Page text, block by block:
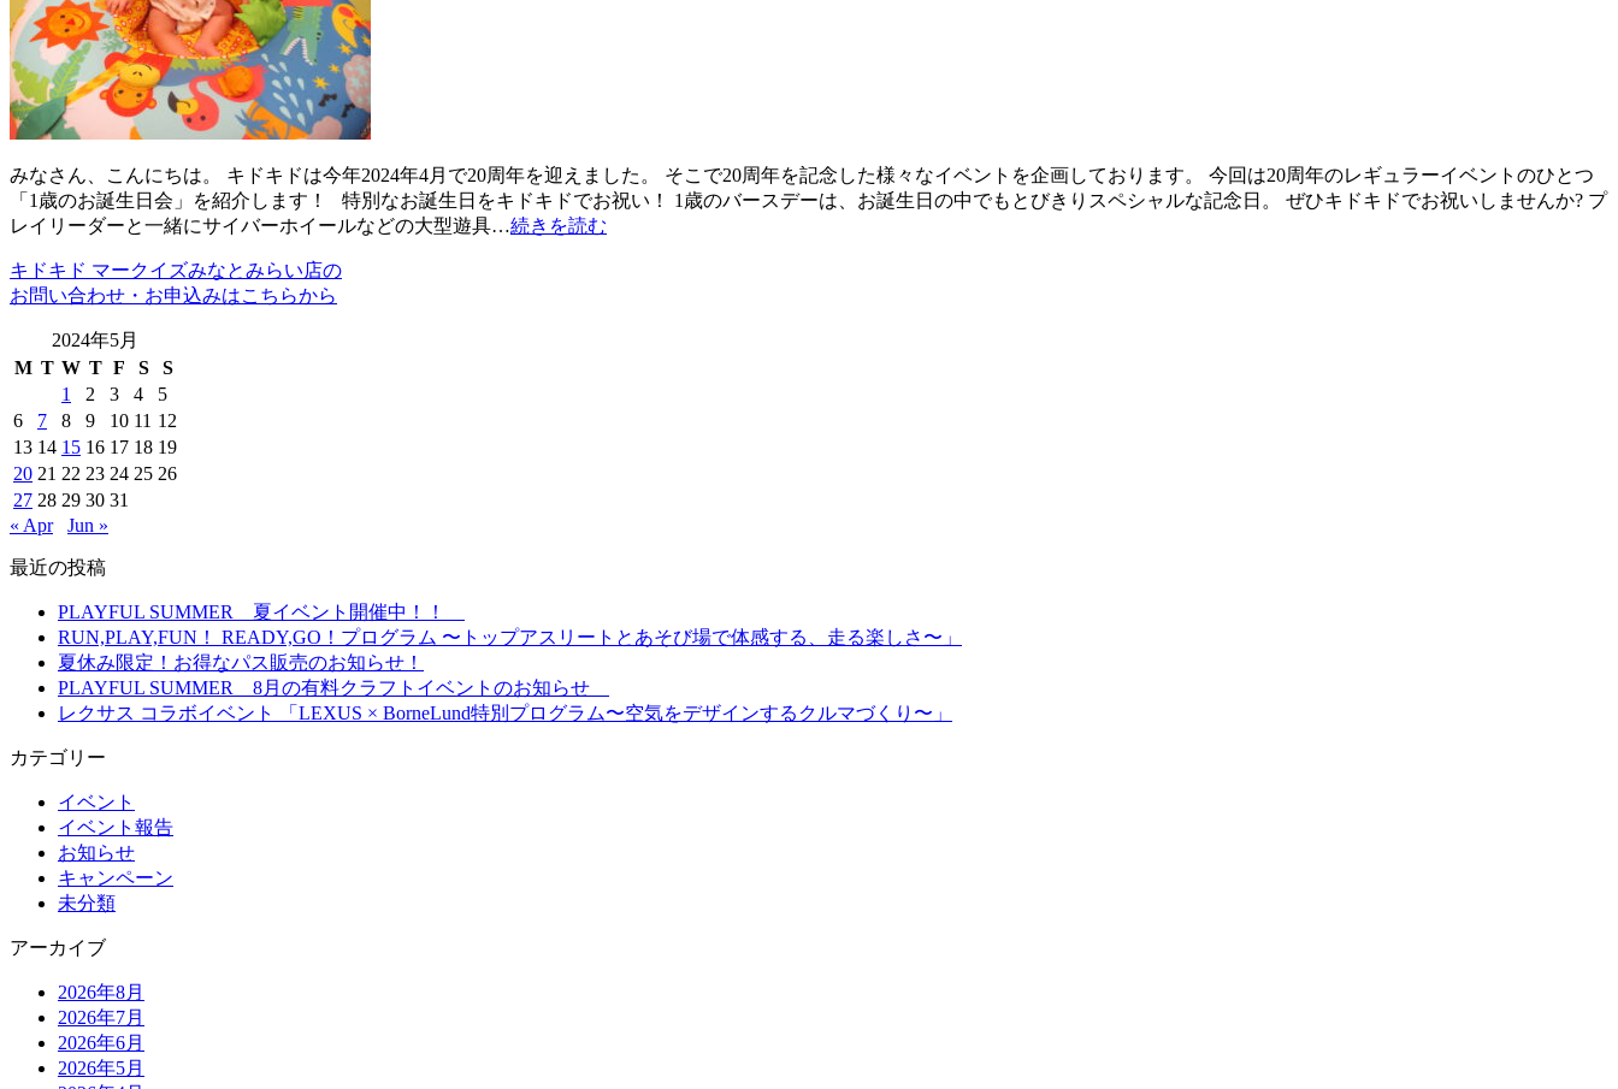
みなさん、こんにちは。 キドキドは今年2024年4月で20周年を迎えました。 そこで20周年を記念した様々なイベントを企画しております。 今回は20周年のレギュラーイベントのひとつ
「1歳のお誕生日会」を紹介します！ 特別なお誕生日をキドキドでお祝い！ 1歳のバースデーは、お誕生日の中でもとびきりスペシャルな記念日。 ぜひキドキドでお祝いしませんか? プ
レイリーダーと一緒にサイバーホイールなどの大型遊具…続きを読む
キドキド マークイズみなとみらい店の
お問い合わせ・お申込みはこちらから
2024年5月
M T W T F S
S
1
2 3 4
5
6
7 8 9 10 11 12
13 14 15 16 17 18 19
20 21 22 23 24 25 26
27 28 29 30 31
« Apr
Jun »
最近の投稿
PLAYFUL SUMMER 夏イベント開催中！！
RUN,PLAY,FUN！ READY,GO！プログラム 〜トップアスリートとあそび場で体感する、走る楽しさ〜」
夏休み限定！お得なパス販売のお知らせ！
PLAYFUL SUMMER 8月の有料クラフトイベントのお知らせ
レクサス コラボイベント 「LEXUS × BorneLund特別プログラム〜空気をデザインするクルマづくり〜」
カテゴリー
イベント
イベント報告
お知らせ
キャンペーン
未分類
アーカイブ
2026年8月
2026年7月
2026年6月
2026年5月